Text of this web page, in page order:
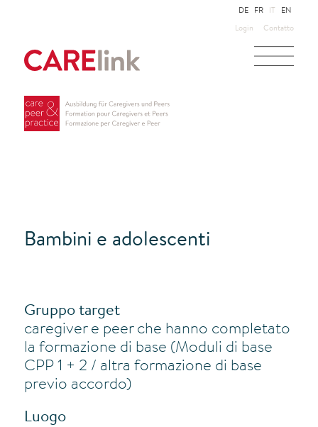
Login Contatto
DE FR EN
Bambini e adolescenti
Gruppo target
caregiver e peer che hanno completato
la formazione di base (Moduli di base
CPP 1 + 2 / altra formazione di base
previo accordo)
Luogo